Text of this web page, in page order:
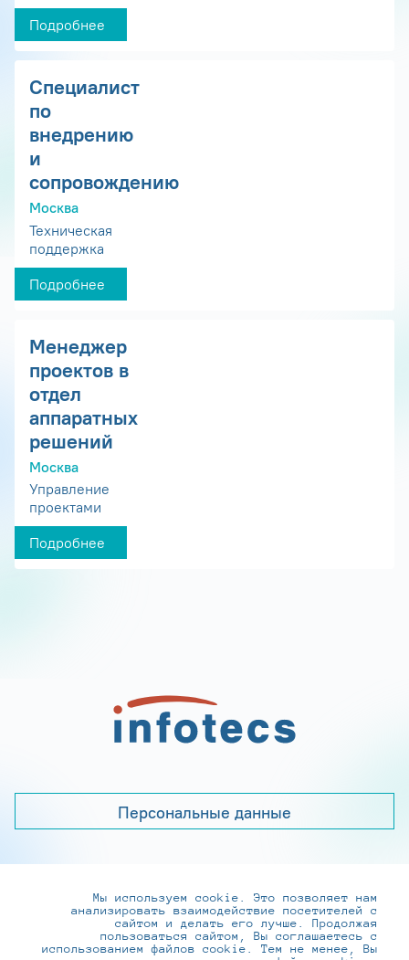
Подробнее
Специалист
по
внедрению
и
сопровождению
Москва
Техническая
поддержка
Подробнее
Менеджер
проектов в
отдел
аппаратных
решений
Москва
Управление
проектами
Подробнее
Персональные данные
+7 (495) 737-6192, 8-800-250-0-260
practice@infotecs.ru,hr@infotecs.ru
127273, г. Москва, Отрадная ул., 2Б строение 1
Мы используем cookie. Это позволяет нам
анализировать взаимодействие посетителей с
сайтом и делать его лучше. Продолжая
пользоваться сайтом, Вы соглашаетесь с
использованием файлов cookie. Тем не менее, Вы